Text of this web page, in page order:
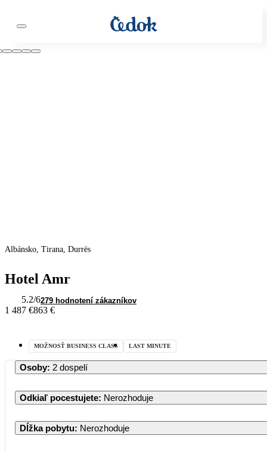
Albánsko, Tirana, Durrës
Hotel Amr
5.2/6279 hodnotení zákazníkov
1 487 €863 €
MOŽNOSŤ BUSINESS CLASS LAST MINUTE
Osoby: 2 dospelí
Odkiaľ pocestujete: Nerozhoduje
Dĺžka pobytu: Nerozhoduje